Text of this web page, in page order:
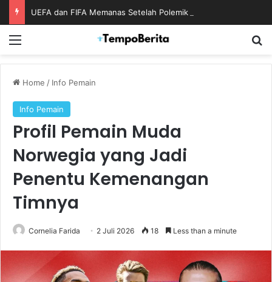
Home / Info Pemain
Info Pemain
Profil Pemain Muda
Norwegia yang Jadi
Penentu Kemenangan
Timnya
Cornelia Farida 2 Juli 2026 18 Less than a minute